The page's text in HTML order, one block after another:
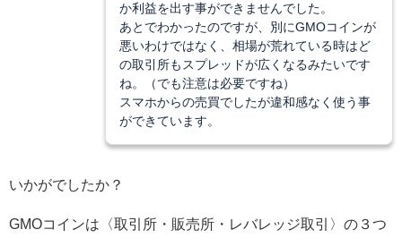
か利益を出す事ができませんでした。
あとでわかったのですが、別にGMOコインが
悪いわけではなく、相場が荒れている時はど
の取引所もスプレッドが広くなるみたいです
ね。（でも注意は必要ですね）
スマホからの売買でしたが違和感なく使う事
ができています。
いかがでしたか？
GMOコインは〈取引所・販売所・レバレッジ取引〉の３つ